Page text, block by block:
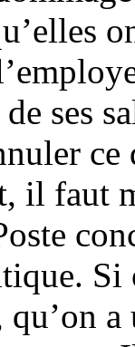
ses
ce
il faut
Si